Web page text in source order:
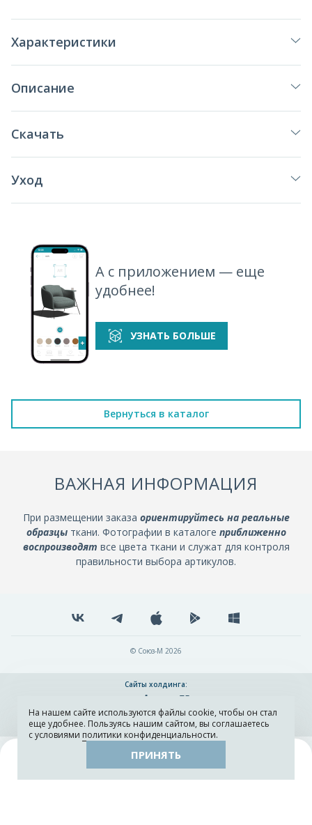
Каталог Остатки тканей
Характеристики
Описание
Скачать
Уход
А с приложением — еще
удобнее!
УЗНАТЬ БОЛЬШЕ
Вернуться в каталог
ВАЖНАЯ ИНФОРМАЦИЯ
При размещении заказа ориентируйтесь на реальные
образцыткани. Фотографии в каталоге приближенно
воспроизводят все цвета ткани и служат для контроля
правильности выбора артикулов.
© Союз-М 2026
Сайты холдинга:
Разработка и поддержка сайта ADN
На нашем сайте используются файлы cookie, чтобы он стал
еще удобнее. Пользуясь нашим сайтом, вы соглашаетесь
с условиями политики конфиденциальности.
ПРИНЯТЬ